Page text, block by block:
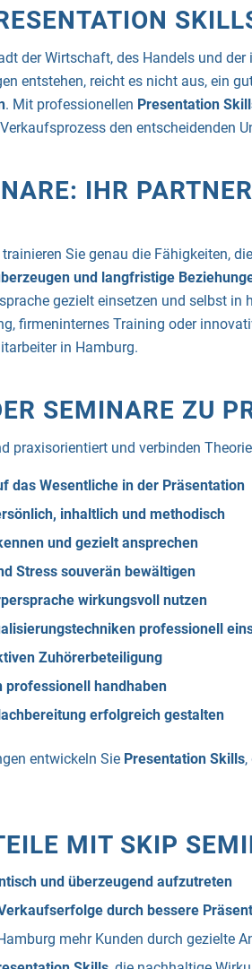
der Wirtschaft, des Handels und
entstehen, reicht es nicht aus, ein
. Mit professionellen Presentation
den entscheidenden
IHR
Sie genau die Fähigkeiten,
und langfristige
gezielt einsetzen und selbst
firmeninternes Training oder
in Hamburg.
SEMINARE ZU
praxisorientiert und verbinden
das Wesentliche in der Präsentation
inhaltlich und methodisch
und gezielt ansprechen
Stress souverän bewältigen
wirkungsvoll nutzen
professionell
Zuhörerbeteiligung
professionell handhaben
erfolgreich gestalten
entwickeln Sie Presentation Skills
MIT SKIP
und überzeugend aufzutreten
durch bessere
mehr Kunden durch gezielte